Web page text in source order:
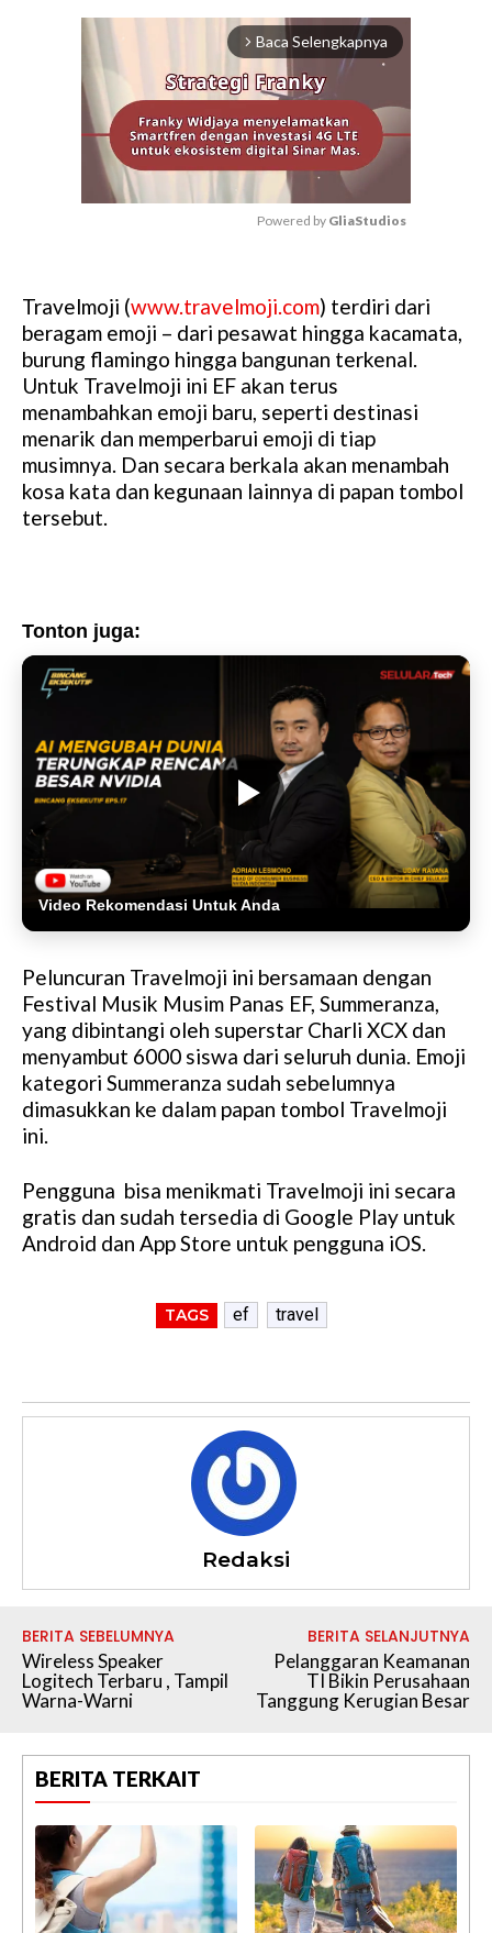
arrow_forward_ios Baca Selengkapnya
t
e
Powered by GliaStudios
Travelmoji (www.travelmoji.com) terdiri dari
beragam emoji – dari pesawat hingga kacamata,
burung flamingo hingga bangunan terkenal.
Untuk Travelmoji ini EF akan terus
menambahkan emoji baru, seperti destinasi
menarik dan memperbarui emoji di tiap
musimnya. Dan secara berkala akan menambah
kosa kata dan kegunaan lainnya di papan tombol
tersebut.
Tonton juga:
Video Rekomendasi Untuk Anda
Peluncuran Travelmoji ini bersamaan dengan
Festival Musik Musim Panas EF, Summeranza,
yang dibintangi oleh superstar Charli XCX dan
menyambut 6000 siswa dari seluruh dunia. Emoji
kategori Summeranza sudah sebelumnya
dimasukkan ke dalam papan tombol Travelmoji
ini.
Pengguna bisa menikmati Travelmoji ini secara
gratis dan sudah tersedia di Google Play untuk
Android dan App Store untuk pengguna iOS.
TAGS ef travel
Redaksi
BERITA SEBELUMNYA
Wireless Speaker
Logitech Terbaru , Tampil
Warna-Warni
BERITA SELANJUTNYA
Pelanggaran Keamanan
TI Bikin Perusahaan
Tanggung Kerugian Besar
BERITA TERKAIT